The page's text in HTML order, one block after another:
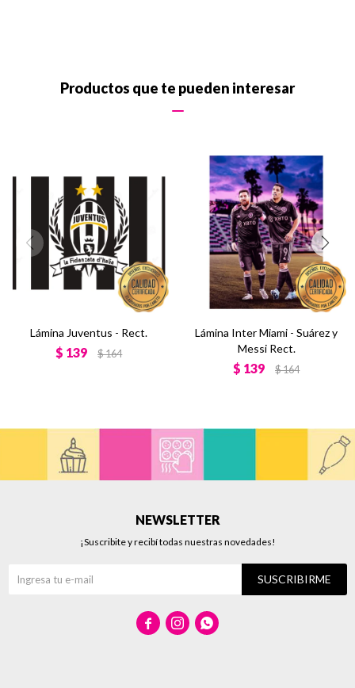
Productos que te pueden interesar
Lámina Juventus - Rect.
$ 139 $164
Lámina Inter Miami - Suárez y
Messi Rect.
$ 139 $164
NEWSLETTER
¡Suscribite y recibí todas nuestras novedades!
SUSCRIBIRME
  